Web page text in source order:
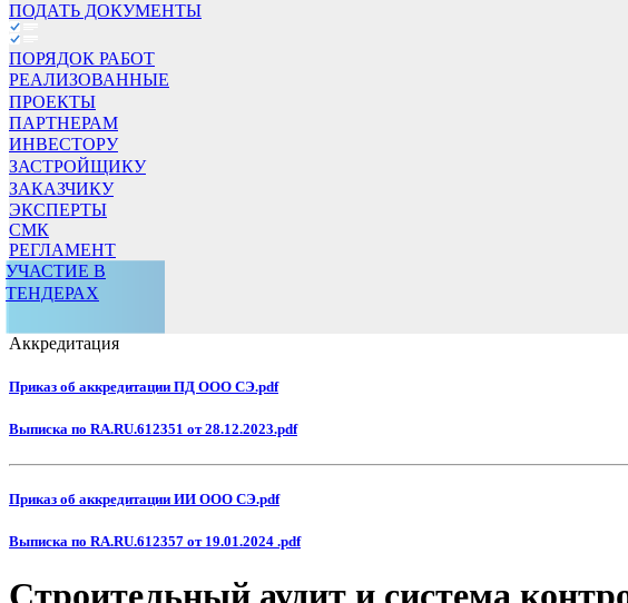
ПОДАТЬ ДОКУМЕНТЫ
ПОРЯДОК РАБОТ
РЕАЛИЗОВАННЫЕ
ПРОЕКТЫ
ПАРТНЕРАМ
ИНВЕСТОРУ
ЗАСТРОЙЩИКУ
ЗАКАЗЧИКУ
ЭКСПЕРТЫ
СМК
РЕГЛАМЕНТ
УЧАСТИЕ В
ТЕНДЕРАХ
Аккредитация
Приказ об аккредитации ПД ООО СЭ.pdf
Выписка по RA.RU.612351 от 28.12.2023.pdf
Приказ об аккредитации ИИ ООО СЭ.pdf
Выписка по RA.RU.612357 от 19.01.2024 .pdf